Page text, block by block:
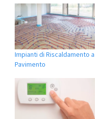
Impianti di Riscaldamento a
Pavimento